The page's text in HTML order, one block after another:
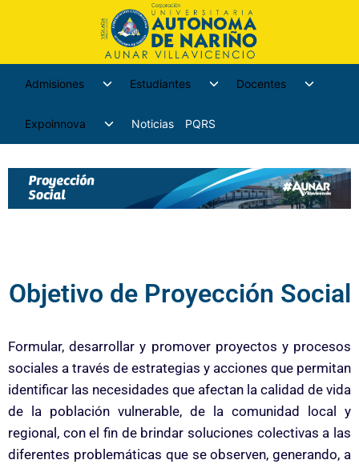
Admisiones Estudiantes Docentes
Expoinnova Noticias PQRS
Objetivo de Proyección Social
Formular, desarrollar y promover proyectos y procesos
sociales a través de estrategias y acciones que permitan
identificar las necesidades que afectan la calidad de vida
de la población vulnerable, de la comunidad local y
regional, con el fin de brindar soluciones colectivas a las
diferentes problemáticas que se observen, generando, a